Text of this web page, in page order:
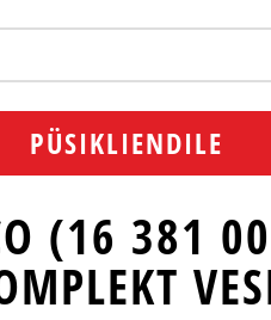
PÜSIKLIENDILE
(16 381